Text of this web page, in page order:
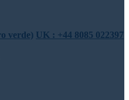
verde) UK : +44 8085 022397